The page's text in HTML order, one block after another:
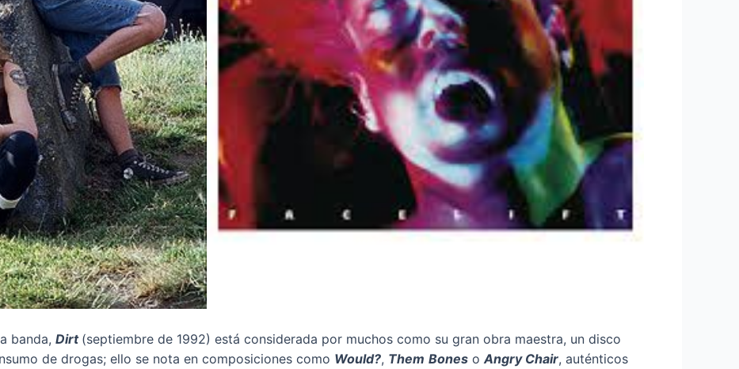
banda, Dirt (septiembre de 1992) está considerada por muchos como su gran obra maestra, un disco
de drogas; ello se nota en composiciones como Would?, Them Bones o Angry Chair, auténticos